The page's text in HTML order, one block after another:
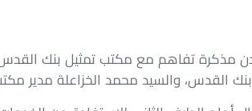
مذكرة تفاهم مع مكتب تمثيل بنك
بنك القدس، والسيد محمد الخزاعلة مدير